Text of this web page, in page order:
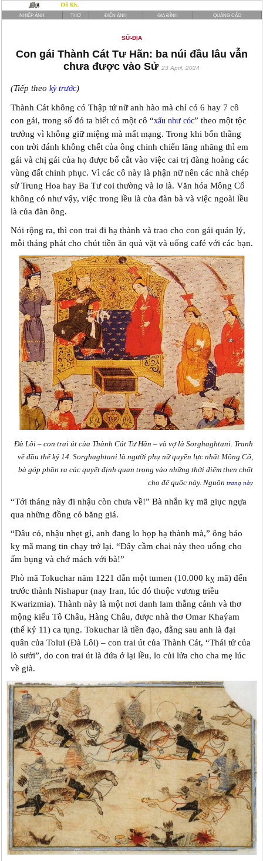
NHIẾP ẢNH THƠ ĐIỆN ẢNH GIA ĐÌNH QUẢNG CÁO
SỬ-ĐỊA
Con gái Thành Cát Tư Hãn: ba núi đầu lâu vẫn
chưa được vào Sử 23 April, 2024
(Tiếp theo kỳ trước)
Thành Cát không có Thập tứ nữ anh hào mà chỉ có 6 hay 7 cô
con gái, trong số đó ta biết có một cô “xấu như cóc” theo một tộc
trưởng vì không giữ miệng mà mất mạng. Trong khi bốn thằng
con trời đánh không chết của ông chinh chiến lăng nhăng thì em
gái và chị gái của họ được bố cắt vào việc cai trị đàng hoàng các
vùng đất chinh phục. Vì các cô này là phận nữ nên các nhà chép
sử Trung Hoa hay Ba Tư coi thường và lơ là. Văn hóa Mông Cổ
không có như vậy, việc trong lều là của đàn bà và việc ngoài lều
là của đàn ông.
Nói rộng ra, thì con trai đi hạ thành và trao cho con gái quản lý,
mỗi tháng phát cho chút tiền ăn quà vặt và uống café với các bạn.
Đà Lôi – con trai út của Thành Cát Tư Hãn – và vợ là Sorghaghtani. Tranh
vẽ đầu thế kỷ 14. Sorghaghtani là người phụ nữ quyền lực nhất Mông Cổ,
bà góp phần ra các quyết định quan trọng vào những thời điểm then chốt
cho đế quốc này. Nguồn trang này
“Tới tháng này đi nhậu còn chưa về!” Bà nhắn kỵ mã giục ngựa
qua những đồng cỏ băng giá.
“Đâu có, nhậu nhẹt gì, anh đang lo họp hạ thành mà,” ông bảo
kỵ mã mang tin chạy trở lại. “Đây cầm chai này theo uống cho
ấm bụng và chớ mách với bà!”
Phò mã Tokuchar năm 1221 dẫn một tumen (10.000 kỵ mã) đến
trước thành Nishapur (nay Iran, lúc đó thuộc vương triều
Kwarizmia). Thành này là một nơi danh lam thắng cảnh và thơ
mộng kiểu Tô Châu, Hàng Châu, được nhà thơ Omar Khaýam
(thế kỷ 11) ca tụng. Tokuchar là tiền đạo, đằng sau anh là đại
quân của Tolui (Đà Lôi) – con trai út của Thành Cát, “Thái tử của
lò sưởi”, do con trai út là đứa ở lại lều, lo củi lửa cho cha mẹ lúc
về già.